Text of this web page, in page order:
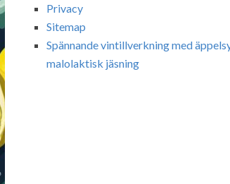
Privacy
Sitemap
Spännande vintillverkning med
malolaktisk jäsning